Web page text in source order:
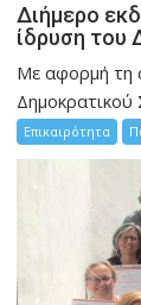
Διήμερο
ίδρυση του
Με αφορμή τη
Επικαιρότητα